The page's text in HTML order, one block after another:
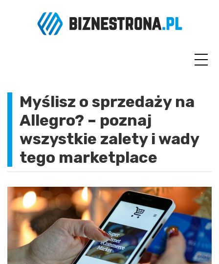
Myślisz o sprzedaży na
Allegro? – poznaj
wszystkie zalety i wady
tego marketplace